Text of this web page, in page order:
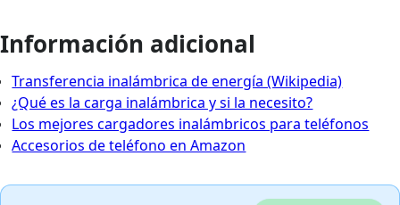
Información adicional
Transferencia inalámbrica de energía (Wikipedia)
¿Qué es la carga inalámbrica y si la necesito?
Los mejores cargadores inalámbricos para teléfonos
Accesorios de teléfono en Amazon